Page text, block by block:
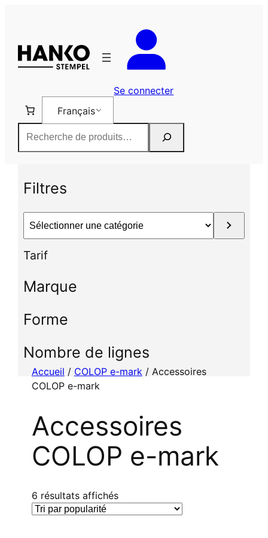
Se connecter
Français
Filtres
e
t
o
n
Tarif
Marque
Forme
Nombre de lignes
Accueil / COLOP e-mark/ Accessoires
COLOP e-mark
Accessoires
COLOP e-mark
6 résultats affichésT